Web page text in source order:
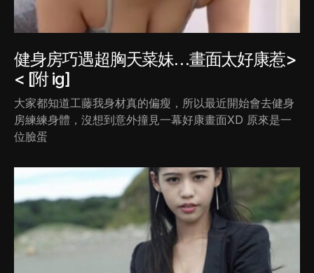
健身房巧遇超胸天菜妹…畫面太好康惹>
< [附 ig]
大家都知道工藤我身材真的偏瘦，所以最近開始會去健身
房練練身體，沒想到意外撞見一幕好康畫面XD 原來是一
位臉蛋